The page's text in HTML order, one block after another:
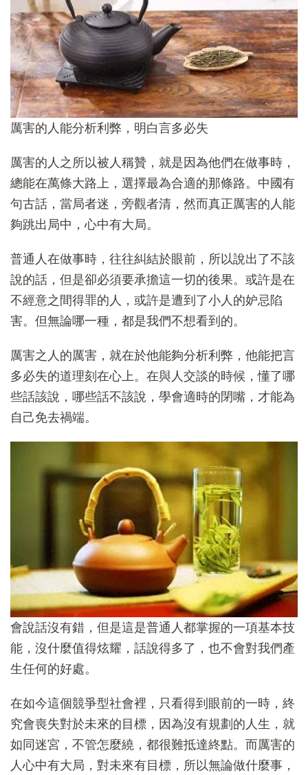
厲害的人能分析利弊，明白言多必失
厲害的人之所以被人稱贊，就是因為他們在做事時，
總能在萬條大路上，選擇最為合適的那條路。中國有
句古話，當局者迷，旁觀者清，然而真正厲害的人能
夠跳出局中，心中有大局。
普通人在做事時，往往糾結於眼前，所以說出了不該
說的話，但是卻必須要承擔這一切的後果。或許是在
不經意之間得罪的人，或許是遭到了小人的妒忌陷
害。但無論哪一種，都是我們不想看到的。
厲害之人的厲害，就在於他能夠分析利弊，他能把言
多必失的道理刻在心上。在與人交談的時候，懂了哪
些話該說，哪些話不該說，學會適時的閉嘴，才能為
自己免去禍端。
會說話沒有錯，但是這是普通人都掌握的一項基本技
能，沒什麼值得炫耀，話說得多了，也不會對我們產
生任何的好處。
在如今這個競爭型社會裡，只看得到眼前的一時，終
究會喪失對於未來的目標，因為沒有規劃的人生，就
如同迷宮，不管怎麼繞，都很難抵達終點。而厲害的
人心中有大局，對未來有目標，所以無論做什麼事，